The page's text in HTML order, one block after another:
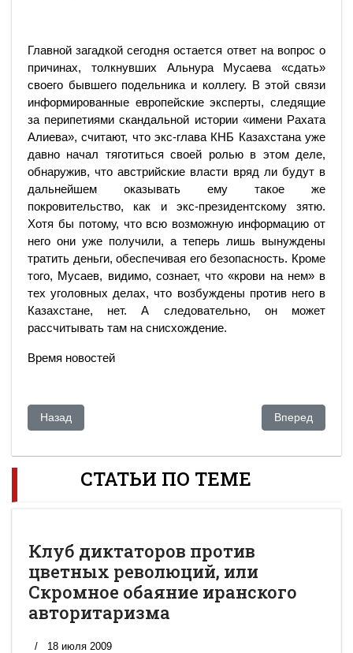
Главной загадкой сегодня остается ответ на вопрос о
причинах, толкнувших Альнура Мусаева «сдать»
своего бывшего подельника и коллегу. В этой связи
информированные европейские эксперты, следящие
за перипетиями скандальной истории «имени Рахата
Алиева», считают, что экс-глава КНБ Казахстана уже
давно начал тяготиться своей ролью в этом деле,
обнаружив, что австрийские власти вряд ли будут в
дальнейшем оказывать ему такое же
покровительство, как и экс-президентскому зятю.
Хотя бы потому, что всю возможную информацию от
него они уже получили, а теперь лишь вынуждены
тратить деньги, обеспечивая его безопасность. Кроме
того, Мусаев, видимо, сознает, что «крови на нем» в
тех уголовных делах, что возбуждены против него в
Казахстане, нет. А следовательно, он может
рассчитывать там на снисхождение.
Время новостей
Предыдущий: Экс-глава КНБ Казахстана сдал своего
Назад Следующий:
Вперед
СТАТЬИ ПО ТЕМЕ
Клуб диктаторов против
цветных революций, или
Скромное обаяние иранского
авторитаризма
18 июля 2009